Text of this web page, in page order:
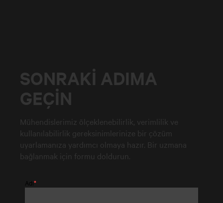
SONRAKI ADIMA
GEÇIN
Mühendislerimiz ölçeklenebilirlik, verimlilik ve
kullanılabilirlik gereksinimlerinize bir çözüm
uyarlamanıza yardımcı olmaya hazır. Bir uzmana
bağlanmak için formu doldurun.
Adı*